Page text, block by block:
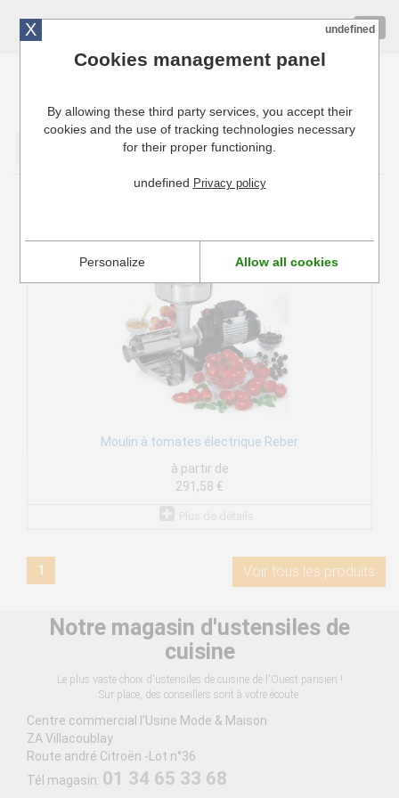
Cuisinresto: Ustensiles de cuisine pour professionnels
Moulin à tomates électrique Reber
à partir de
291,58 €
1 Voir tous les produits
Notre magasin d'ustensiles de
cuisine
Le plus vaste choix d'ustensiles de cuisine de l'Ouest parisien !
Sur place, des conseillers sont à votre écoute.
Centre commercial l'Usine Mode & Maison
ZA Villacoublay
Route andré Citroën -Lot n°36
Tél magasin: 01 34 65 33 68
X undefined
Cookies management panel
By allowing these third party services, you accept their
cookies and the use of tracking technologies necessary
for their proper functioning.
undefined Privacy policy
Personalize Allow all cookies